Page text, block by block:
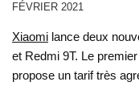
FÉVRIER 2021
Xiaomi lance deux
et Redmi 9T. Le
propose un tarif très